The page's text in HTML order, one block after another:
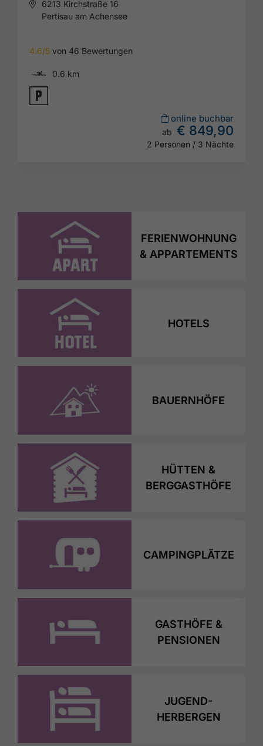
6213 Kirchstraße 16
Pertisau am Achensee
4.6/5 von 46 Bewertungen
🅐 0.6 km
🐈
online buchbar
ab € 849,90
2 Personen / 3 Nächte
FERIENWOHNUNG
& APPARTEMENTS
HOTELS
BAUERNHÖFE
HÜTTEN &
BERGGASTHÖFE
CAMPINGPLÄTZE
GASTHÖFE &
PENSIONEN
JUGEND-
HERBERGEN